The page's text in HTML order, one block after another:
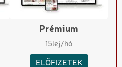
Prémium
15lej/hó
ELŐFIZETEK